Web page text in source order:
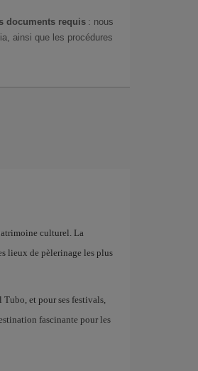
documents requis : nous
ainsi que les procédures
culturel. La
lieux de pèlerinage les plus
Tubo, et pour ses festivals,
fascinante pour les